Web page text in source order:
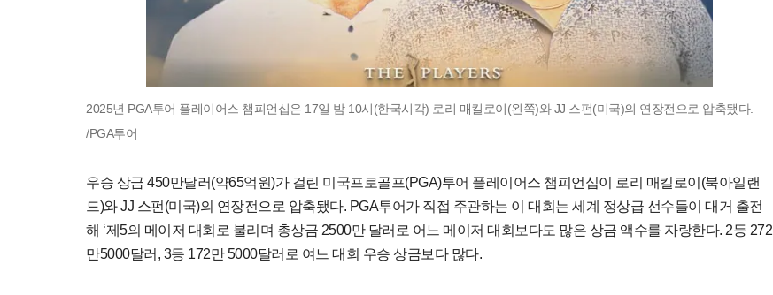
2025년 PGA투어 플레이어스 챔피언십은 17일 밤 10시(한국시각) 로리 매킬로이(왼쪽)와 JJ 스펀(미국)의 연장전으로 압축됐다.
/PGA투어
우승 상금 450만달러(약65억원)가 걸린 미국프로골프(PGA)투어 플레이어스 챔피언십이 로리 매킬로이(북아일랜
드)와 JJ 스펀(미국)의 연장전으로 압축됐다. PGA투어가 직접 주관하는 이 대회는 세계 정상급 선수들이 대거 출전
해 ‘제5의 메이저 대회로 불리며 총상금 2500만 달러로 어느 메이저 대회보다도 많은 상금 액수를 자랑한다. 2등 272
만5000달러, 3등 172만 5000달러로 여느 대회 우승 상금보다 많다.